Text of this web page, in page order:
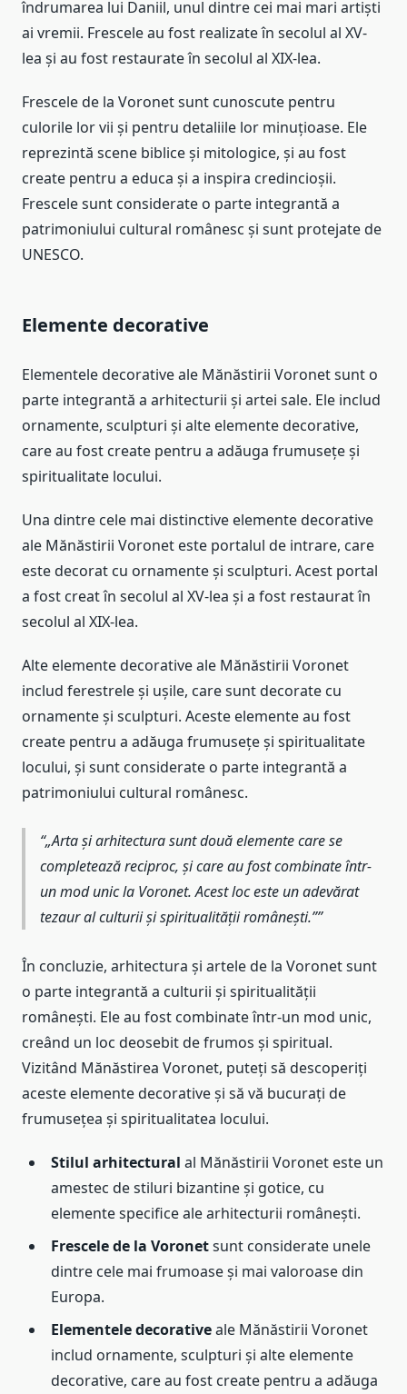
îndrumarea lui Daniil, unul dintre cei mai mari artiști
ai vremii. Frescele au fost realizate în secolul al XV-
lea și au fost restaurate în secolul al XIX-lea.
Frescele de la Voronet sunt cunoscute pentru
culorile lor vii și pentru detaliile lor minuțioase. Ele
reprezintă scene biblice și mitologice, și au fost
create pentru a educa și a inspira credincioșii.
Frescele sunt considerate o parte integrantă a
patrimoniului cultural românesc și sunt protejate de
UNESCO.
Elemente decorative
Elementele decorative ale Mănăstirii Voronet sunt o
parte integrantă a arhitecturii și artei sale. Ele includ
ornamente, sculpturi și alte elemente decorative,
care au fost create pentru a adăuga frumusețe și
spiritualitate locului.
Una dintre cele mai distinctive elemente decorative
ale Mănăstirii Voronet este portalul de intrare, care
este decorat cu ornamente și sculpturi. Acest portal
a fost creat în secolul al XV-lea și a fost restaurat în
secolul al XIX-lea.
Alte elemente decorative ale Mănăstirii Voronet
includ ferestrele și ușile, care sunt decorate cu
ornamente și sculpturi. Aceste elemente au fost
create pentru a adăuga frumusețe și spiritualitate
locului, și sunt considerate o parte integrantă a
patrimoniului cultural românesc.
„Arta și arhitectura sunt două elemente care se
completează reciproc, și care au fost combinate într-
un mod unic la Voronet. Acest loc este un adevărat
tezaur al culturii și spiritualității românești.”
În concluzie, arhitectura și artele de la Voronet sunt
o parte integrantă a culturii și spiritualității
românești. Ele au fost combinate într-un mod unic,
creând un loc deosebit de frumos și spiritual.
Vizitând Mănăstirea Voronet, puteți să descoperiți
aceste elemente decorative și să vă bucurați de
frumusețea și spiritualitatea locului.
Stilul arhitectural al Mănăstirii Voronet este un
amestec de stiluri bizantine și gotice, cu
elemente specifice ale arhitecturii românești.
Frescele de la Voronetsunt considerate unele
dintre cele mai frumoase și mai valoroase din
Europa.
Elementele decorativeale Mănăstirii Voronet
includ ornamente, sculpturi și alte elemente
decorative, care au fost create pentru a adăuga